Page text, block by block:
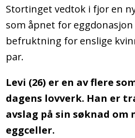
Stortinget vedtok i fjor en
som åpnet for
befruktning for enslige
par.
Levi (26) er en av flere
dagens lovverk. Han er
avslag på sin søknad om
eggceller.